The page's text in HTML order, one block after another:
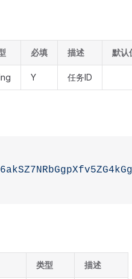
必填 描述 默认
Y 任务ID
类型 描述